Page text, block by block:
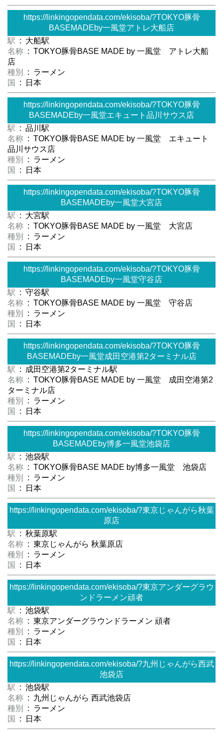
https://linkingopendata.com/ekisoba/?TOKYO豚骨
BASEMADEby一風堂アトレ大船店
駅 : 大船駅
名称 : TOKYO豚骨BASE MADE by 一風堂 アトレ大船
店
種別
: ラーメン
国
: 日本
https://linkingopendata.com/ekisoba/?TOKYO豚骨
BASEMADEby一風堂エキュート品川サウス店
駅 : 品川駅
名称 : TOKYO豚骨BASE MADE by 一風堂 エキュート
品川サウス店
種別
: ラーメン
国
: 日本
https://linkingopendata.com/ekisoba/?TOKYO豚骨
BASEMADEby一風堂大宮店
駅 : 大宮駅
名称 : TOKYO豚骨BASE MADE by 一風堂 大宮店
種別
: ラーメン
国
: 日本
https://linkingopendata.com/ekisoba/?TOKYO豚骨
BASEMADEby一風堂守谷店
駅 : 守谷駅
名称 : TOKYO豚骨BASE MADE by 一風堂 守谷店
種別
: ラーメン
国
: 日本
https://linkingopendata.com/ekisoba/?TOKYO豚骨
BASEMADEby一風堂成田空港第2ターミナル店
駅 : 成田空港第2ターミナル駅
名称 : TOKYO豚骨BASE MADE by 一風堂 成田空港第2
ターミナル店
種別
: ラーメン
国
: 日本
https://linkingopendata.com/ekisoba/?TOKYO豚骨
BASEMADEby博多一風堂池袋店
駅 : 池袋駅
名称 : TOKYO豚骨BASE MADE by博多一風堂 池袋店
種別
: ラーメン
国
: 日本
https://linkingopendata.com/ekisoba/?東京じゃんがら秋葉
原店
駅 : 秋葉原駅
名称 : 東京じゃんがら 秋葉原店
種別
: ラーメン
国
: 日本
https://linkingopendata.com/ekisoba/?東京アンダーグラウ
ンドラーメン頑者
駅 : 池袋駅
名称 : 東京アンダーグラウンドラーメン 頑者
種別
: ラーメン
国
: 日本
https://linkingopendata.com/ekisoba/?九州じゃんがら西武
池袋店
駅 : 池袋駅
名称 : 九州じゃんがら 西武池袋店
種別
: ラーメン
国
: 日本